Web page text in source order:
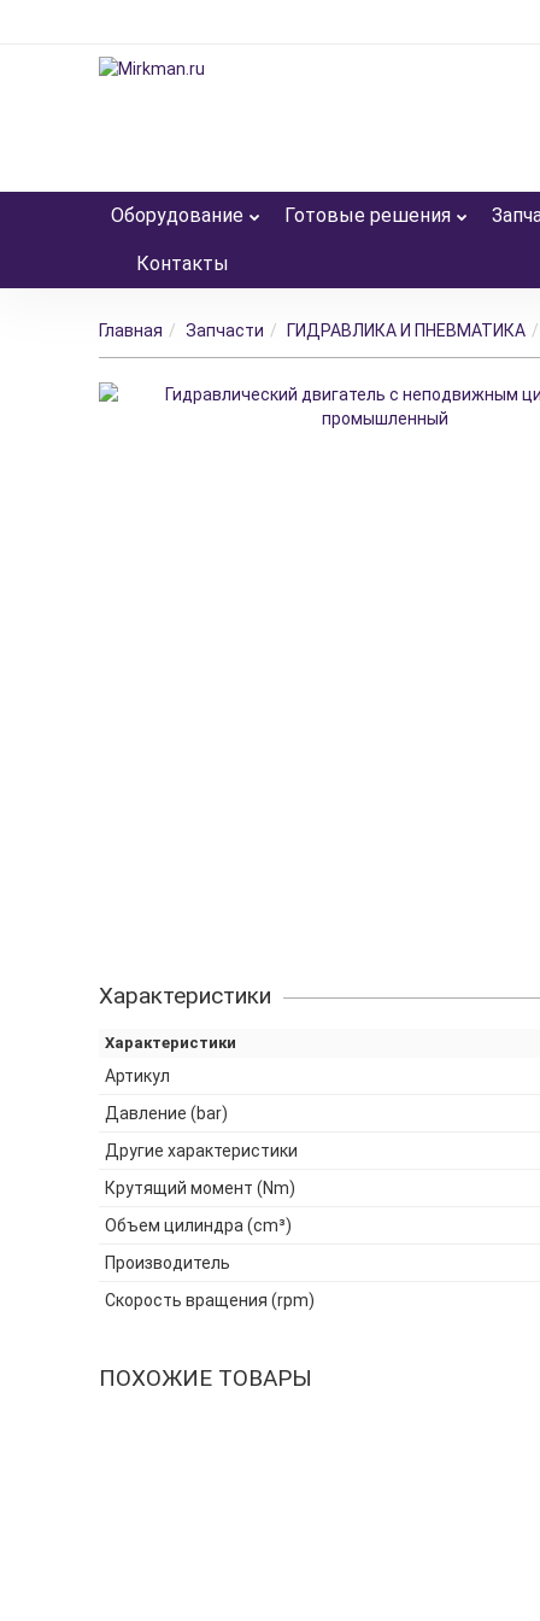
Оборудование Готовые решения
Контакты
Главная Запчасти ГИДРАВЛИКА И ПНЕВМАТИКА
Характеристики
Характеристики
Артикул
Давление (bar)
Другие характеристики
Крутящий момент (Nm)
Объем цилиндра (cm³)
Производитель
Скорость вращения (rpm)
ПОХОЖИЕ ТОВАРЫ